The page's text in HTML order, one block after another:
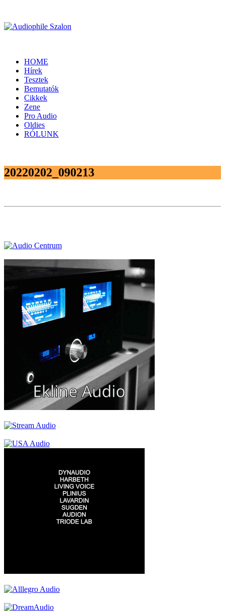
HOME
Hírek
Tesztek
Bemutatók
Cikkek
Zene
Pro Audio
Oldies
RÓLUNK
20220202_090213